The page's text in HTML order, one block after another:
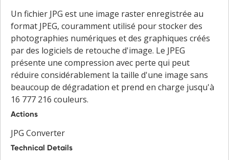
Un fichier JPG est une image raster enregistrée au
format JPEG, couramment utilisé pour stocker des
photographies numériques et des graphiques créés
par des logiciels de retouche d'image. Le JPEG
présente une compression avec perte qui peut
réduire considérablement la taille d'une image sans
beaucoup de dégradation et prend en charge jusqu'à
16 777 216 couleurs.
Actions
JPG Converter
Technical Details